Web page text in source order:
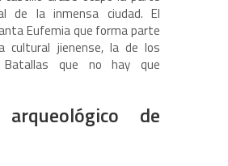
de la inmensa ciudad. El
Eufemia que forma parte
cultural jienense, la de los
que no hay que
de